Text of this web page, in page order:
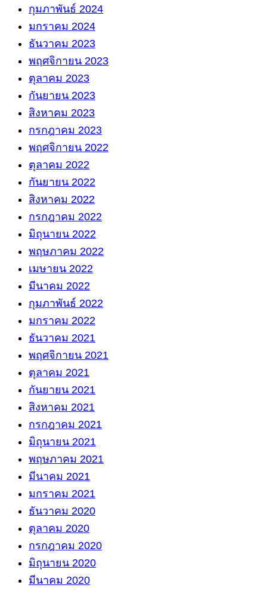
กุมภาพันธ์ 2024
มกราคม 2024
ธันวาคม 2023
พฤศจิกายน 2023
ตุลาคม 2023
กันยายน 2023
สิงหาคม 2023
กรกฎาคม 2023
พฤศจิกายน 2022
ตุลาคม 2022
กันยายน 2022
สิงหาคม 2022
กรกฎาคม 2022
มิถุนายน 2022
พฤษภาคม 2022
เมษายน 2022
มีนาคม 2022
กุมภาพันธ์ 2022
มกราคม 2022
ธันวาคม 2021
พฤศจิกายน 2021
ตุลาคม 2021
กันยายน 2021
สิงหาคม 2021
กรกฎาคม 2021
มิถุนายน 2021
พฤษภาคม 2021
มีนาคม 2021
มกราคม 2021
ธันวาคม 2020
ตุลาคม 2020
กรกฎาคม 2020
มิถุนายน 2020
มีนาคม 2020